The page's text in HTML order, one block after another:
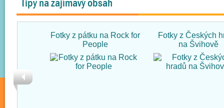
Tipy na zajímavý obsah
Fotky z pátku na Rock for
People
Fotky z Českých
na Švihově